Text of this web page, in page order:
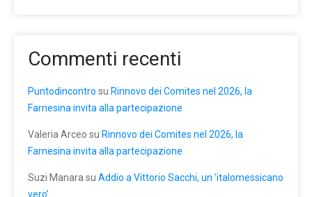
Commenti recenti
Puntodincontro su Rinnovo dei Comites nel 2026, la
Farnesina invita alla partecipazione
Valeria Arceo su Rinnovo dei Comites nel 2026, la
Farnesina invita alla partecipazione
Suzi Manara su Addio a Vittorio Sacchi, un ‘italomessicano
vero’